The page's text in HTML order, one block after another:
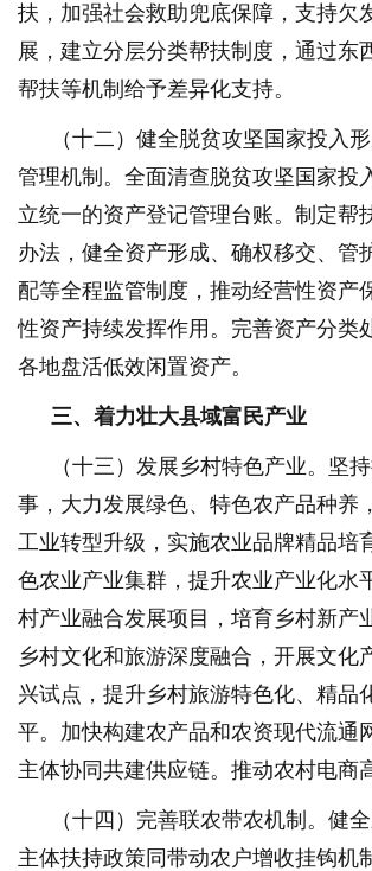
扶，加强社会救助兜底保障，支持欠
展，建立分层分类帮扶制度，通过东
帮扶等机制给予差异化支持。
（十二）健全脱贫攻坚国家投入
管理机制。全面清查脱贫攻坚国家投
立统一的资产登记管理台账。制定帮
办法，健全资产形成、确权移交、管
配等全程监管制度，推动经营性资产
性资产持续发挥作用。完善资产分类
各地盘活低效闲置资产。
三、着力壮大县域富民产业
（十三）发展乡村特色产业。坚
事，大力发展绿色、特色农产品种养
工业转型升级，实施农业品牌精品培
色农业产业集群，提升农业产业化水
村产业融合发展项目，培育乡村新产
乡村文化和旅游深度融合，开展文化
兴试点，提升乡村旅游特色化、精品
平。加快构建农产品和农资现代流通
主体协同共建供应链。推动农村电商
（十四）完善联农带农机制。健
主体扶持政策同带动农户增收挂钩机